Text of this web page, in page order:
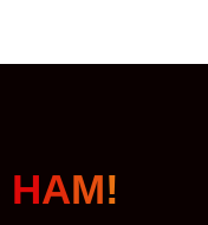
НАМ!